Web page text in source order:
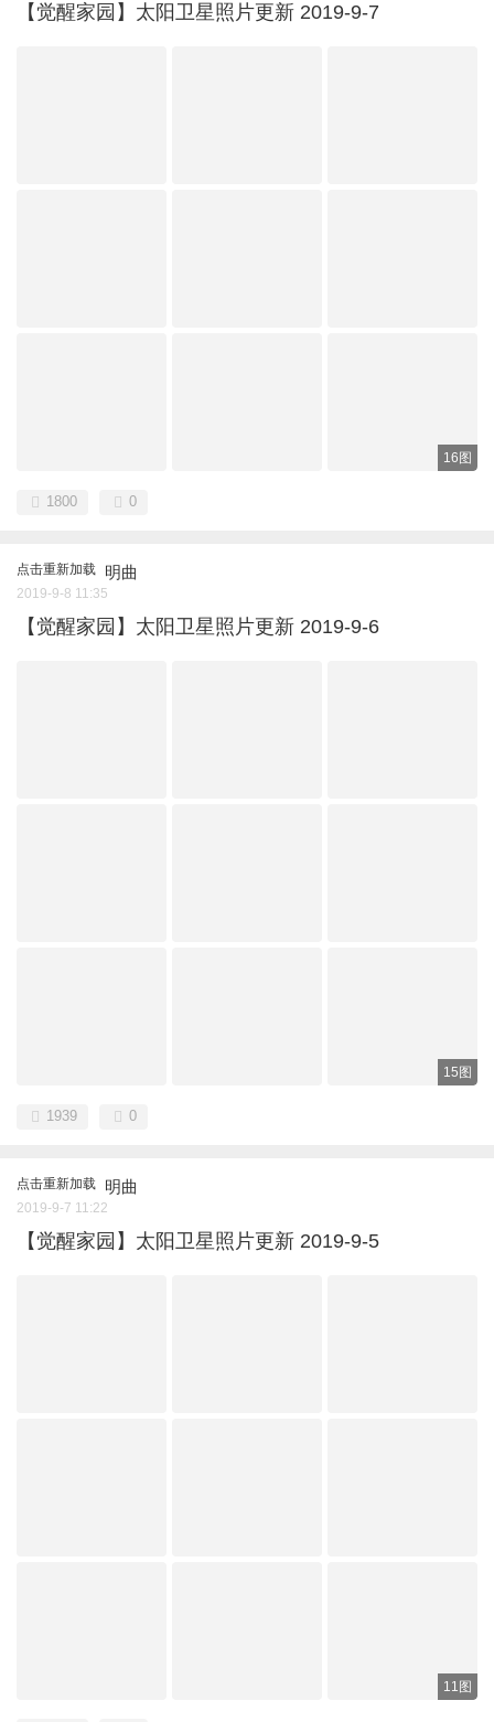
【觉醒家园】太阳卫星照片更新 2019-9-7
16图
1800 0
点击重新加载 明曲
2019-9-8 11:35
【觉醒家园】太阳卫星照片更新 2019-9-6
15图
1939 0
点击重新加载 明曲
2019-9-7 11:22
【觉醒家园】太阳卫星照片更新 2019-9-5
11图